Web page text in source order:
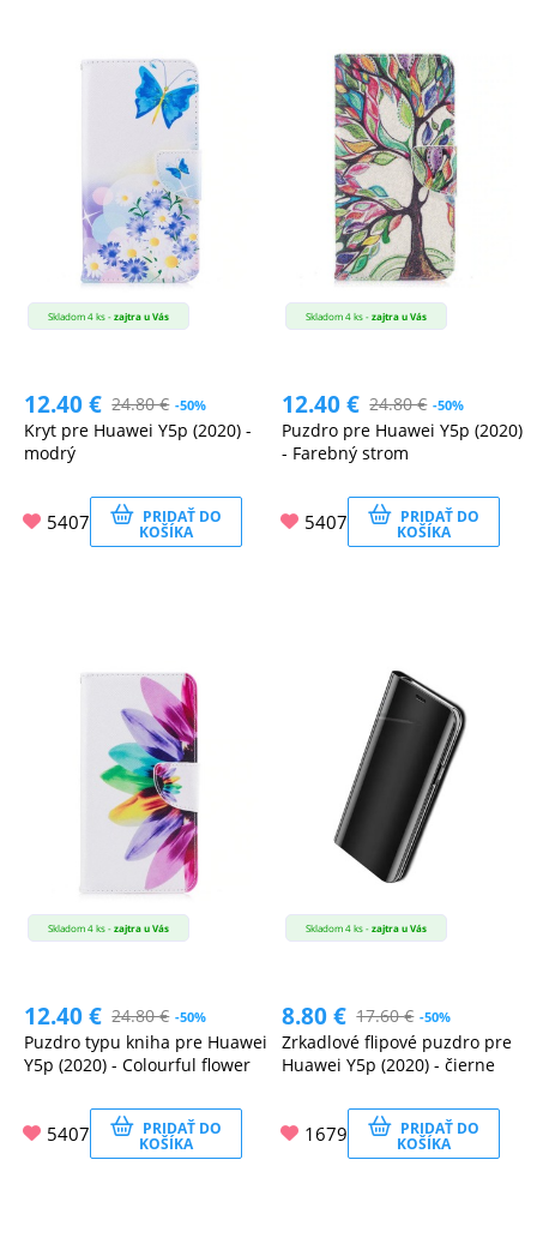
Skladom 4 ks -zajtra u Vás
12.40€ 24.80€ -50%
Kryt pre Huawei Y5p (2020) -
modrý
5407 PRIDAŤ DO
KOŠÍKA
Skladom 4 ks -zajtra u Vás
12.40€ 24.80€ -50%
Puzdro pre Huawei Y5p (2020)
- Farebný strom
5407 PRIDAŤ DO
KOŠÍKA
Skladom 4 ks -zajtra u Vás
12.40€ 24.80€ -50%
Puzdro typu kniha pre Huawei
Y5p (2020) - Colourful flower
5407 PRIDAŤ DO
KOŠÍKA
Skladom 4 ks -zajtra u Vás
8.80€ 17.60€ -50%
Zrkadlové flipové puzdro pre
Huawei Y5p (2020) - čierne
1679 PRIDAŤ DO
KOŠÍKA